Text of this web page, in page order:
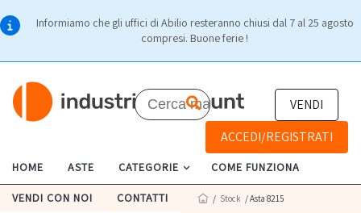
Informiamo che gli uffici di Abilio resteranno chiusi dal 7 al 25 agosto
compresi. Buone ferie !
VENDI
ACCEDI/REGISTRATI
HOME ASTE CATEGORIE COME FUNZIONA
VENDI CON NOI CONTATTI / Stock / Asta 8215